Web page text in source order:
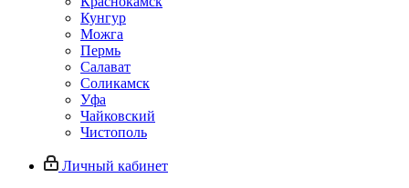
Кунгур
Можга
Пермь
Салават
Соликамск
Уфа
Чайковский
Чистополь
Личный кабинет